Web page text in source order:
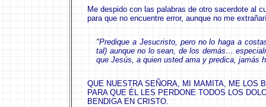
Me despido con las palabras de otro sacerdote al
para que no encuentre error, aunque no me
"Predique a Jesucristo, pero no lo haga a
tal) aunque no lo sean, de los demás…
que Jesús, a quien usted ama y predica, jamás
QUE NUESTRA SEÑORA, MI MAMITA, ME LOS
PARA QUE ÉL LES PERDONE TODOS LOS
BENDIGA EN CRISTO.